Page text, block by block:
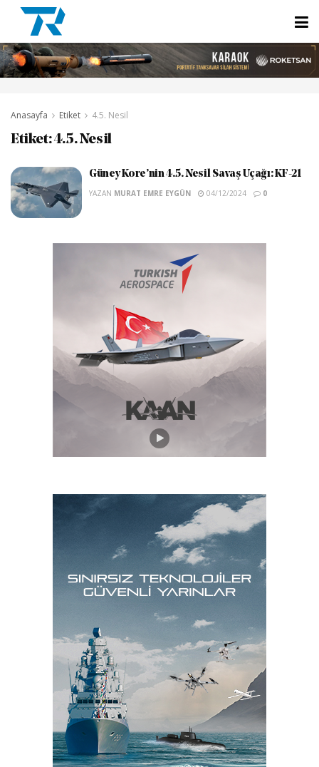
Anasayfa Etiket 4.5. Nesil
Etiket:4.5. Nesil
Güney Kore’nin 4.5. Nesil Savaş Uçağı: KF-21
YAZAN MURAT EMRE EYGÜN 04/12/2024 0